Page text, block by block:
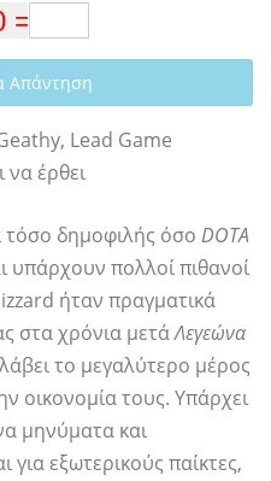
Απάντηση
Lead Game
να έρθει
τόσο δημοφιλής όσο DOTA
υπάρχουν πολλοί πιθανοί
ήταν πραγματικά
στα χρόνια μετάΛεγεώνα
το μεγαλύτερο μέρος
οικονομία τους. Υπάρχει
μηνύματα και
για εξωτερικούς παίκτες,